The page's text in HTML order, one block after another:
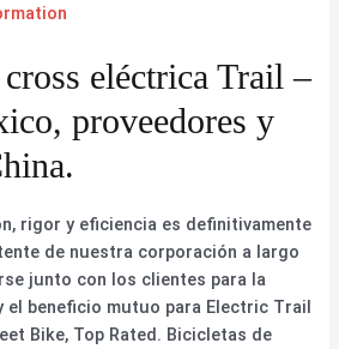
eléctrica Trail –
proveedores y
rigor y eficiencia es definitivamente
de nuestra corporación a largo
junto con los clientes para la
el beneficio mutuo para Electric Trail
Bike, Top Rated. Bicicletas de